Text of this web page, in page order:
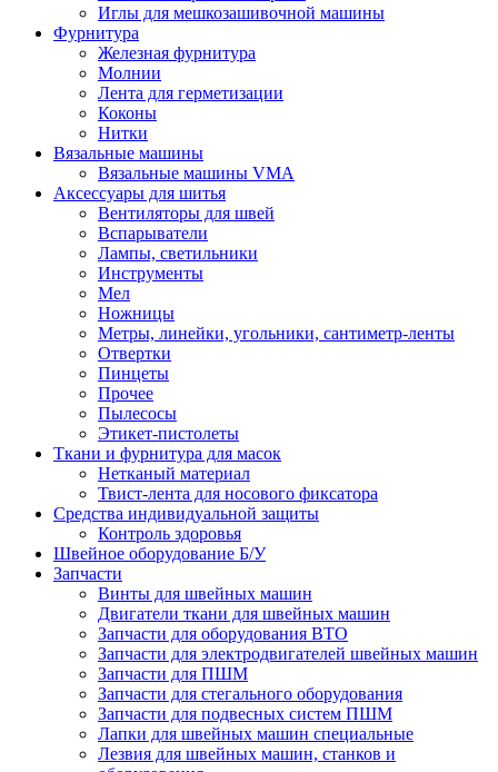
Иглы для мешкозашивочной машины
Фурнитура
Железная фурнитура
Молнии
Лента для герметизации
Коконы
Нитки
Вязальные машины
Вязальные машины VMA
Аксессуары для шитья
Вентиляторы для швей
Вспарыватели
Лампы, светильники
Инструменты
Мел
Ножницы
Метры, линейки, угольники, сантиметр-ленты
Отвертки
Пинцеты
Прочее
Пылесосы
Этикет-пистолеты
Ткани и фурнитура для масок
Нетканый материал
Твист-лента для носового фиксатора
Средства индивидуальной защиты
Контроль здоровья
Швейное оборудование Б/У
Запчасти
Винты для швейных машин
Двигатели ткани для швейных машин
Запчасти для оборудования ВТО
Запчасти для электродвигателей швейных машин
Запчасти для ПШМ
Запчасти для стегального оборудования
Запчасти для подвесных систем ПШМ
Лапки для швейных машин специальные
Лезвия для швейных машин, станков и